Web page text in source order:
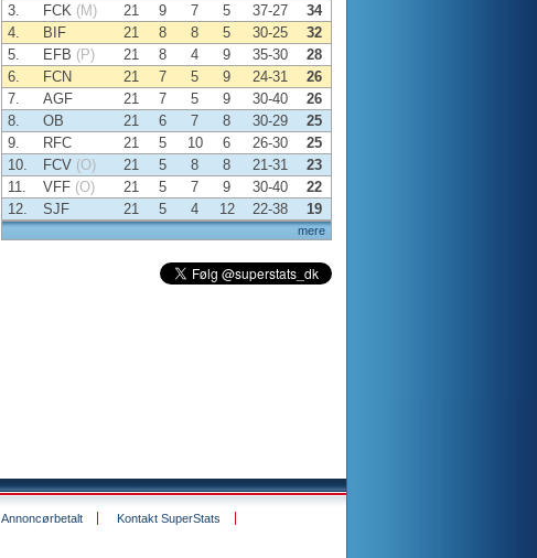
mere
3.
FCK (M) 21 9 7 5 37-27
34
4.
BIF 21 8 8 5 30-25
32
5.
EFB (P) 21 8 4 9 35-30
28
6.
FCN 21 7 5 9 24-31
26
7.
AGF 21 7 5 9 30-40
26
8.
OB 21 6 7 8 30-29
25
9.
RFC 21 5 10 6 26-30
25
10.
FCV (O) 21 5 8 8 21-31
23
11.
VFF (O) 21 5 7 9 30-40
22
12.
SJF 21 5 4 12 22-38 19
Annoncørbetalt Kontakt SuperStats